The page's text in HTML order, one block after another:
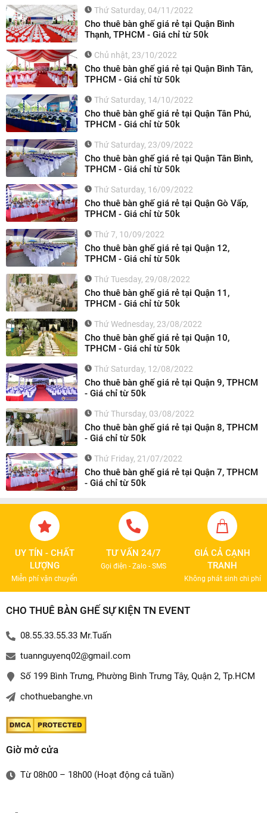
Thứ Saturday, 04/11/2022
Cho thuê bàn ghế giá rẻ tại Quận Bình
Thạnh, TPHCM - Giá chỉ từ 50k
Chủ nhật, 23/10/2022
Cho thuê bàn ghế giá rẻ tại Quận Bình Tân,
TPHCM - Giá chỉ từ 50k
Thứ Saturday, 14/10/2022
Cho thuê bàn ghế giá rẻ tại Quận Tân Phú,
TPHCM - Giá chỉ từ 50k
Thứ Saturday, 23/09/2022
Cho thuê bàn ghế giá rẻ tại Quận Tân Bình,
TPHCM - Giá chỉ từ 50k
Thứ Saturday, 16/09/2022
Cho thuê bàn ghế giá rẻ tại Quận Gò Vấp,
TPHCM - Giá chỉ từ 50k
Thứ 7, 10/09/2022
Cho thuê bàn ghế giá rẻ tại Quận 12,
TPHCM - Giá chỉ từ 50k
Thứ Tuesday, 29/08/2022
Cho thuê bàn ghế giá rẻ tại Quận 11,
TPHCM - Giá chỉ từ 50k
Thứ Wednesday, 23/08/2022
Cho thuê bàn ghế giá rẻ tại Quận 10,
TPHCM - Giá chỉ từ 50k
Thứ Saturday, 12/08/2022
Cho thuê bàn ghế giá rẻ tại Quận 9, TPHCM
- Giá chỉ từ 50k
Thứ Thursday, 03/08/2022
Cho thuê bàn ghế giá rẻ tại Quận 8, TPHCM
- Giá chỉ từ 50k
Thứ Friday, 21/07/2022
Cho thuê bàn ghế giá rẻ tại Quận 7, TPHCM
- Giá chỉ từ 50k
UY TÍN - CHẤT
LƯỢNG
Miễn phí vận chuyển
TƯ VẤN 24/7
Gọi điện - Zalo - SMS
GIÁ CẢ CẠNH
TRANH
Không phát sinh chi phí
CHO THUÊ BÀN GHẾ SỰ KIỆN TN EVENT
08.55.33.55.33 Mr.Tuấn
tuannguyenq02@gmail.com
Số 199 Bình Trưng, Phường Bình Trưng Tây, Quận 2, Tp.HCM
chothuebanghe.vn
Giờ mở cửa
Từ 08h00 – 18h00 (Hoạt động cả tuần)